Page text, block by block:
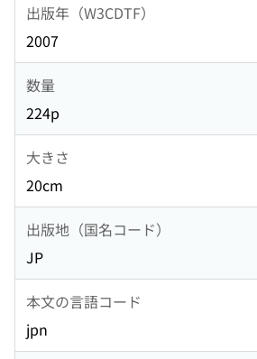
出版年（W3CDTF）
2007
数量
224p
大きさ
20cm
出版地（国名コード）
JP
本文の言語コード
jpn